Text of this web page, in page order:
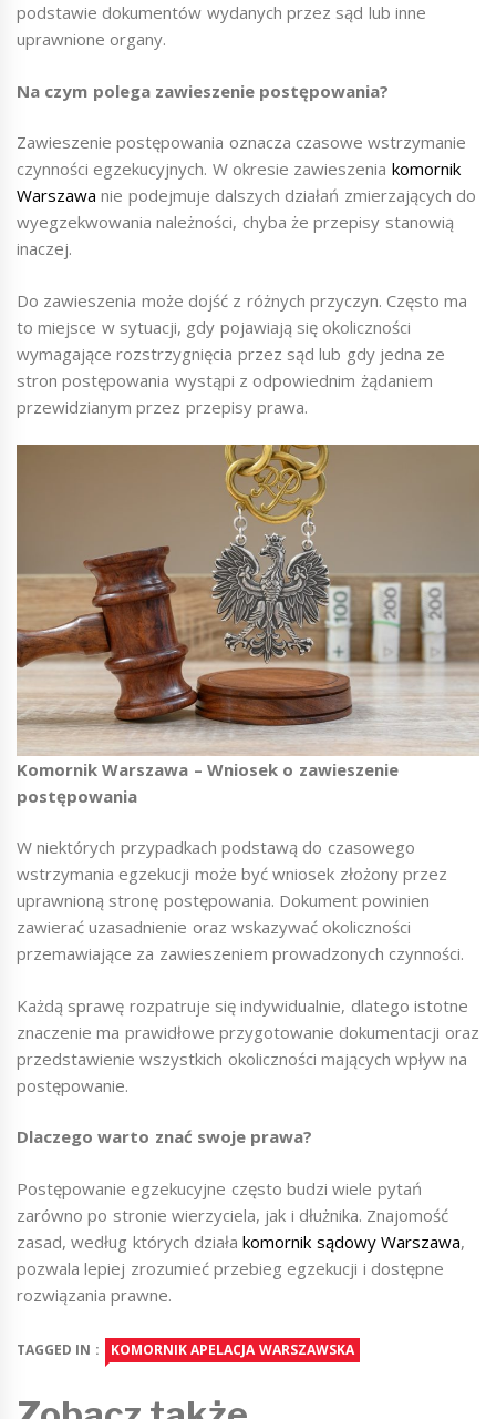
podstawie dokumentów wydanych przez sąd lub inne
uprawnione organy.
Na czym polega zawieszenie postępowania?
Zawieszenie postępowania oznacza czasowe wstrzymanie
czynności egzekucyjnych. W okresie zawieszenia komornik
Warszawa nie podejmuje dalszych działań zmierzających do
wyegzekwowania należności, chyba że przepisy stanowią
inaczej.
Do zawieszenia może dojść z różnych przyczyn. Często ma
to miejsce w sytuacji, gdy pojawiają się okoliczności
wymagające rozstrzygnięcia przez sąd lub gdy jedna ze
stron postępowania wystąpi z odpowiednim żądaniem
przewidzianym przez przepisy prawa.
Komornik Warszawa – Wniosek o zawieszenie
postępowania
W niektórych przypadkach podstawą do czasowego
wstrzymania egzekucji może być wniosek złożony przez
uprawnioną stronę postępowania. Dokument powinien
zawierać uzasadnienie oraz wskazywać okoliczności
przemawiające za zawieszeniem prowadzonych czynności.
Każdą sprawę rozpatruje się indywidualnie, dlatego istotne
znaczenie ma prawidłowe przygotowanie dokumentacji oraz
przedstawienie wszystkich okoliczności mających wpływ na
postępowanie.
Dlaczego warto znać swoje prawa?
Postępowanie egzekucyjne często budzi wiele pytań
zarówno po stronie wierzyciela, jak i dłużnika. Znajomość
zasad, według których działakomornik sądowy Warszawa,
pozwala lepiej zrozumieć przebieg egzekucji i dostępne
rozwiązania prawne.
TAGGED IN : KOMORNIK APELACJA WARSZAWSKA